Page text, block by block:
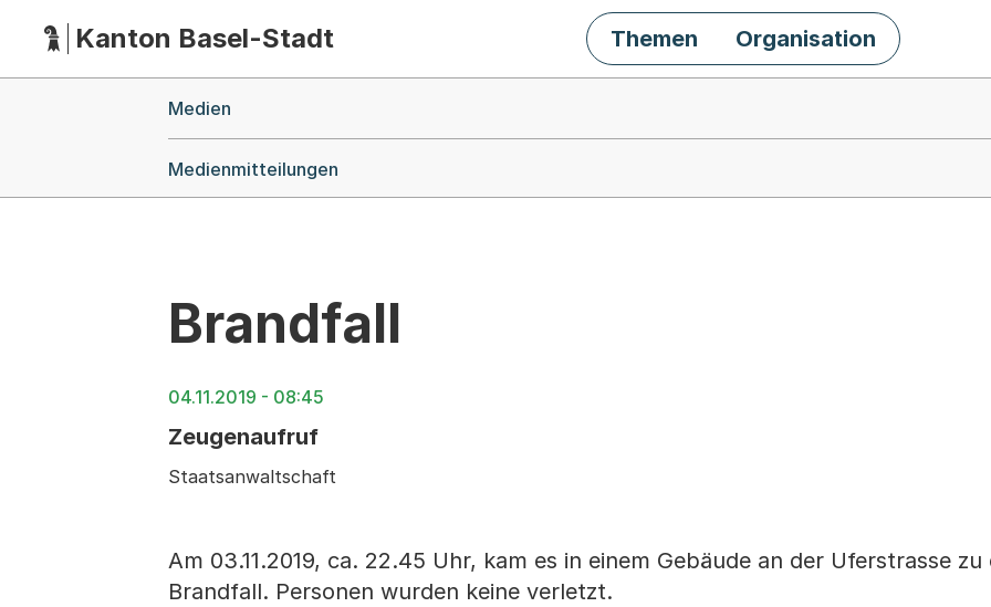
HauptnavigationKanton Basel-Stadt Themen Organisation
Medien
Medienmitteilungen
Brandfall
04.11.2019 - 08:45
Zeugenaufruf
Staatsanwaltschaft
Am 03.11.2019, ca. 22.45 Uhr, kam es in einem Gebäude an der Uferstrasse zu
Brandfall. Personen wurden keine verletzt.